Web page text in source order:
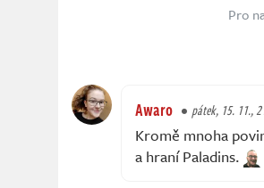
Pro
Awaro pátek, 15. 11.,
Kromě mnoha
a hraní Paladins.